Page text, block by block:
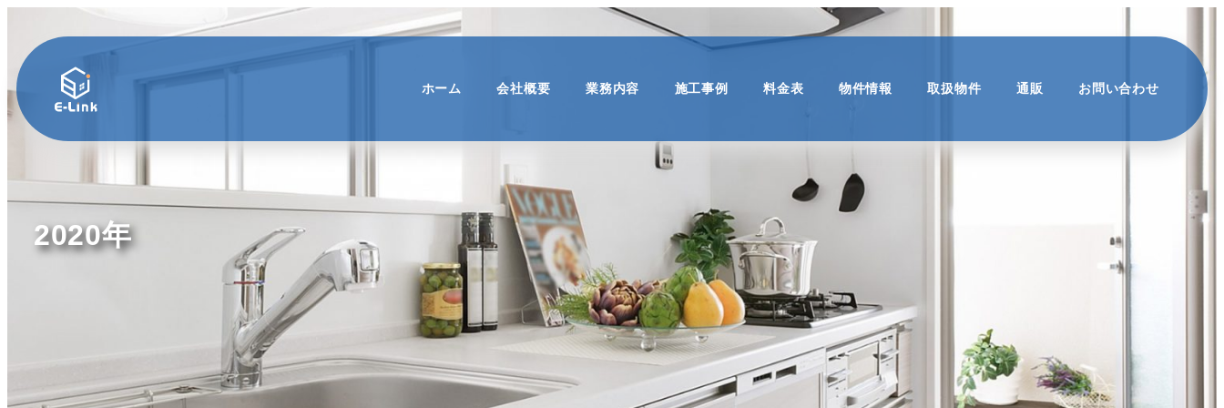
ホーム 会社概要 業務内容 施工事例 料金表 物件情報 取扱物件 通販 お問い合わせ
2020年